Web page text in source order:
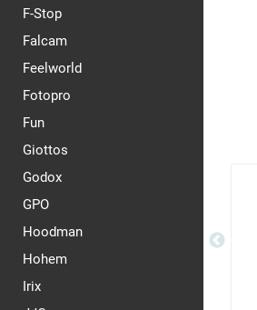
F-Stop
Falcam
Feelworld
Fotopro
Fun
Giottos
Godox
GPO
Hoodman
Hohem
Irix